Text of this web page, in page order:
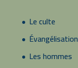
Le culte
Évangélisation
Les hommes